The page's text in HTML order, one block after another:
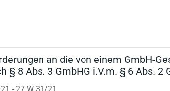
an die von einem GmbH-
§ 8 Abs. 3 GmbHG i.V.m. § 6 Abs. 2
- 27 W 31/21